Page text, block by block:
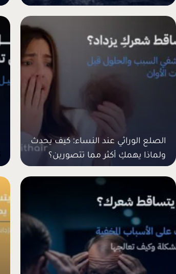
الصلع الوراثي عند النساء: كيف يحدث
ولماذا يهمكِ أكثر مما تتصورين؟